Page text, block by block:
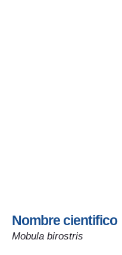
Nombre cientifico
Mobula birostris